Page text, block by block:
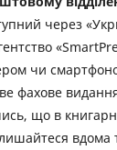
через
чи
фахове
що в
вдома